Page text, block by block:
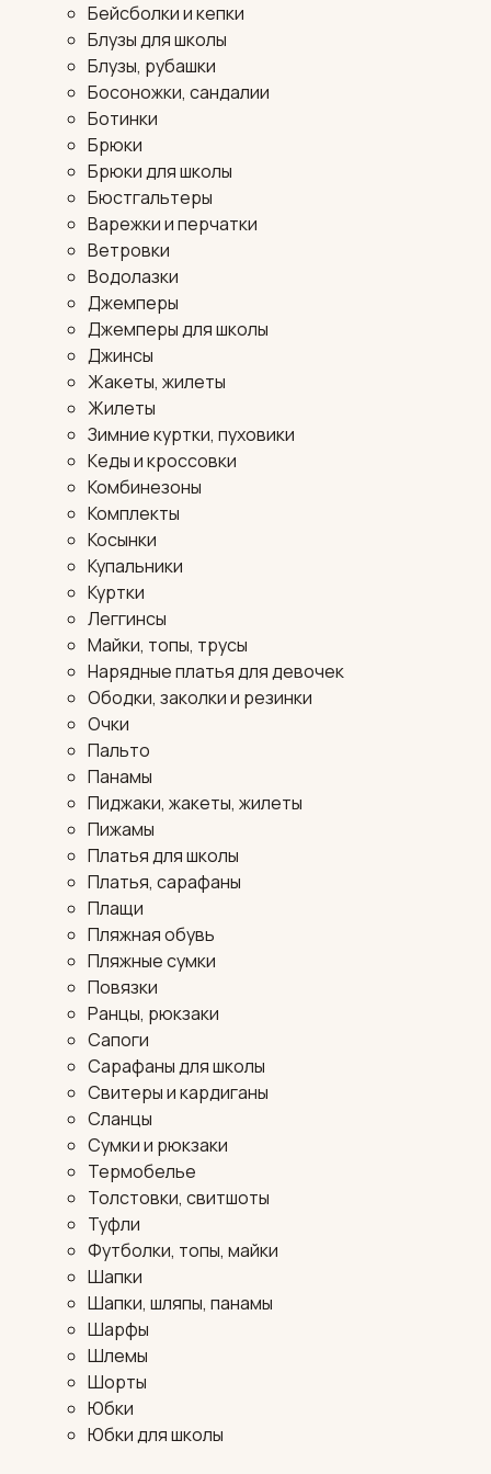
Бейсболки и кепки
Блузы для школы
Блузы, рубашки
Босоножки, сандалии
Ботинки
Брюки
Брюки для школы
Бюстгальтеры
Варежки и перчатки
Ветровки
Водолазки
Джемперы
Джемперы для школы
Джинсы
Жакеты, жилеты
Жилеты
Зимние куртки, пуховики
Кеды и кроссовки
Комбинезоны
Комплекты
Косынки
Купальники
Куртки
Леггинсы
Майки, топы, трусы
Нарядные платья для девочек
Ободки, заколки и резинки
Очки
Пальто
Панамы
Пиджаки, жакеты, жилеты
Пижамы
Платья для школы
Платья, сарафаны
Плащи
Пляжная обувь
Пляжные сумки
Повязки
Ранцы, рюкзаки
Сапоги
Сарафаны для школы
Свитеры и кардиганы
Сланцы
Сумки и рюкзаки
Термобелье
Толстовки, свитшоты
Туфли
Футболки, топы, майки
Шапки
Шапки, шляпы, панамы
Шарфы
Шлемы
Шорты
Юбки
Юбки для школы